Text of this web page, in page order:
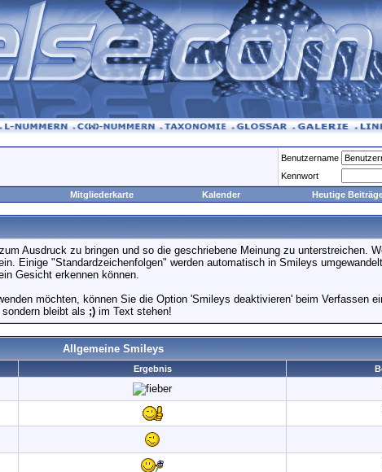
Benutzername
Kennwort
Mitgliederkarte Kalender Heutige
Ausdruck zu bringen und so die geschriebene Meinung zu unterstreichen.
Einige "Standardzeichenfolgen" werden automatisch in Smileys
Gesicht erkennen können.
möchten, können Sie die Option 'Smileys deaktivieren' beim Verfassen
bleibt als ;) im Text stehen!
Allgemeine Smileys
Ergebnis